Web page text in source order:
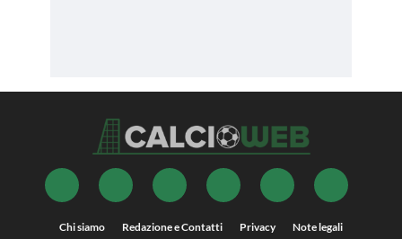
Chi siamo Redazione e Contatti Privacy Note legali